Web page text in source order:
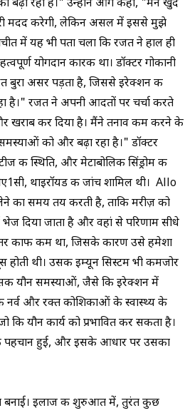
बढ़ा रहा है।" उन्होंने आगे कहा, "मैंने खुद
मदद करेगी, लेकिन असल में इससे मुझे
में यह भी पता चला कि रजत ने हाल ही
योगदान कारक था। डॉक्टर गोकानी
बुरा असर पड़ता है, जिससेइरेक्शन की
है।" रजत ने अपनी आदतों पर चर्चा करते
खराब कर दिया है। मैंने तनाव कम करने के
को और बढ़ा रहा है।" डॉक्टर
की स्थिति, और मेटाबोलिक सिंड्रोम की
थाइरॉयड की जांच शामिल थी। Allo
का समय तय करती है, ताकि मरीज़ को
भेज दिया जाता है और वहां से परिणाम सीधे
काफी कम था, जिसके कारण उसे हमेशा
होती थी। उसकी इम्यून सिस्टम भी कमजोर
यौन समस्याओं, जैसे कि इरेक्शन में
की नर्व और रक्त कोशिकाओं के स्वास्थ्य के
कि यौन कार्य को प्रभावित कर सकता है।
पहचान हुई, और इसके आधार पर उसका
बनाई। इलाज की शुरुआत में, तुरंत कुछ